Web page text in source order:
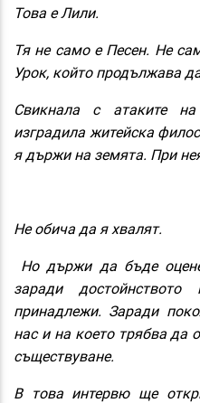
Това е Лили.
Тя не само е Песен. Не
Урок, който продължава
Свикнала с атаките
изградила житейска
я държи на земята. При
Не обича да я хвалят.
Но държи да бъде
заради
принадлежи. Заради
нас и на което трябва да
съществуване.
В това интервю ще